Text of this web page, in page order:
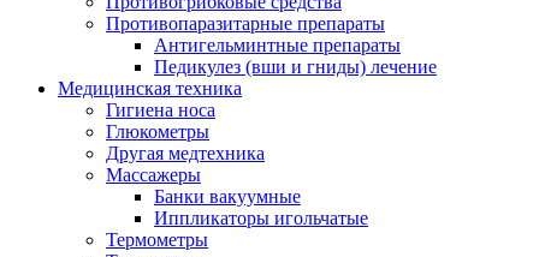
Противопаразитарные препараты
Антигельминтные препараты
Педикулез (вши и гниды) лечение
Медицинская техника
Гигиена носа
Глюкометры
Другая медтехника
Массажеры
Банки вакуумные
Иппликаторы игольчатые
Термометры